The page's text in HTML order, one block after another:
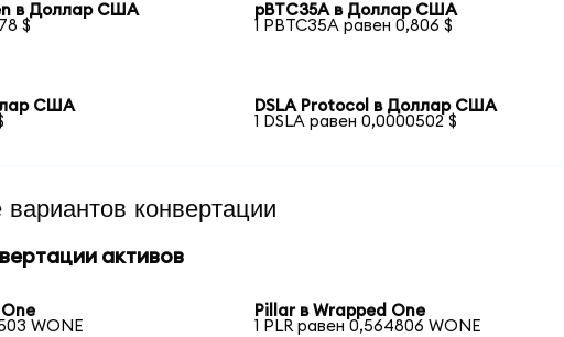
в Доллар США
$
pBTC35A в Доллар США
1 PBTC35A равен 0,806 $
США
DSLA Protocol в Доллар США
1 DSLA равен 0,0000502 $
конвертации
активов
WONE
Pillar в Wrapped One
1 PLR равен 0,564806 WONE